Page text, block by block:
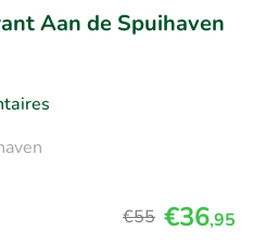
Aan de Spuihaven
€55 €36,95